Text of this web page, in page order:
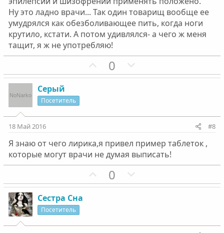
ы
й
г
о
л
с
ы
й
г
л
с
Ну это ладно врачи... Так один товарищ вообще ее
умудрялся как обезболивающее пить, когда ноги
крутило, кстати. А потом удивлялся- а чего ж меня
тащит, я ж не употребляю!
П
о
т
н
ы
г
0
е
т
н
ы
г
Серый
Посетитель
18 Май 2016 #8
Я знаю от чего лирика,я привел пример таблеток ,
которые могут врачи не думая выписать!
П
о
т
0
е
т
Сестра Сна
Посетитель